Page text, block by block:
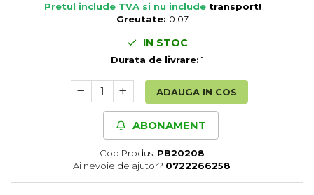
Dulceturi, gemuri, compoturi
Bomboane, Caramele si Jeleuri
Zahar si indulcitori
Guma de mestecat bio
Pretul include TVA si nu include transport!
Greutate: 0.07
IN STOC
Durata de livrare:1
ADAUGA IN COS
ABONAMENT
Cod Produs: PB20208
Ai nevoie de ajutor? 0722266258